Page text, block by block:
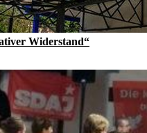
Widerstand“